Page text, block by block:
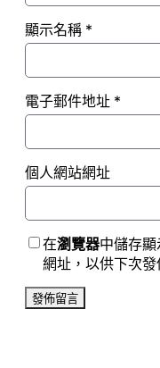
顯示名稱 *
電子郵件地址 *
個人網站網址
在瀏覽器中儲存
網址，以供下次發